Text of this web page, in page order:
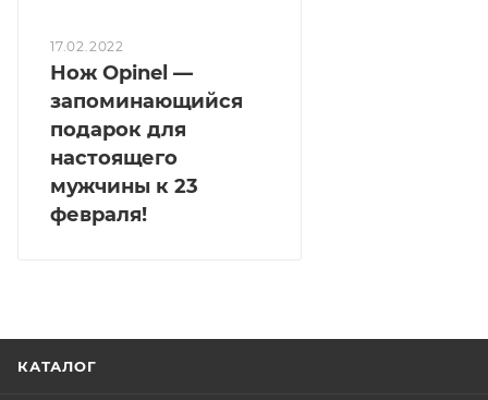
17.02.2022
Нож Opinel —
запоминающийся
подарок для
настоящего
мужчины к 23
февраля!
КАТАЛОГ